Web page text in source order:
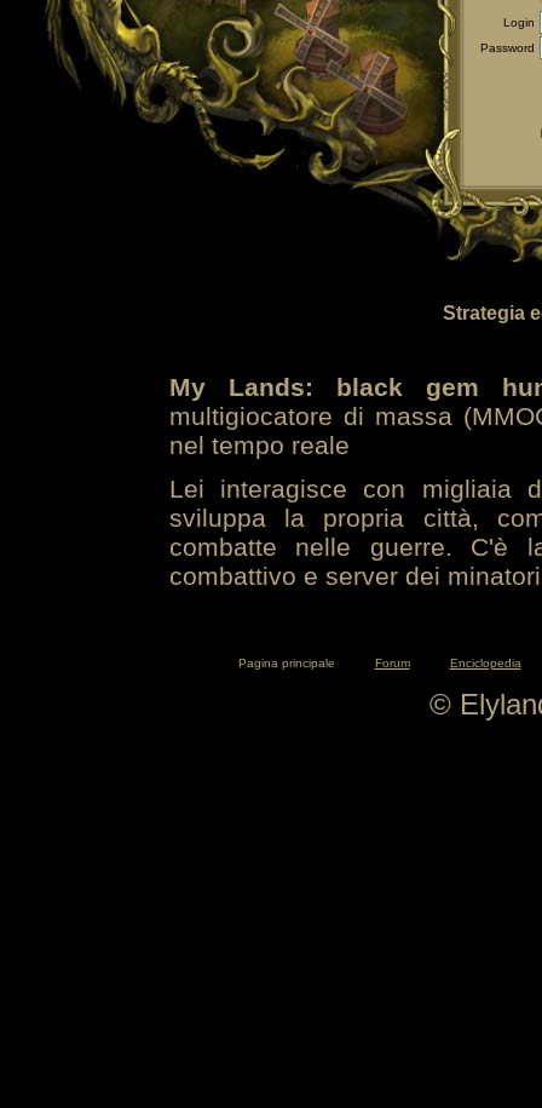
Login
Password
Strategia
My Lands: black gem
multigiocatore di massa
nel tempo reale
Lei interagisce con migliaia
sviluppa la propria città,
combatte nelle guerre. C'è
combattivo e server dei
Pagina principale Forum Enciclopedia
©